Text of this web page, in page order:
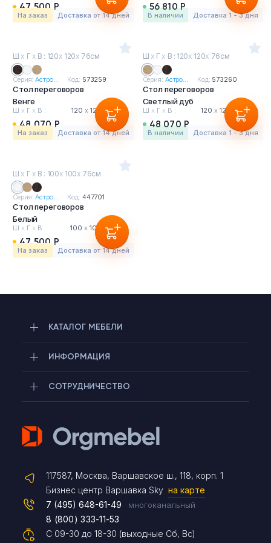
47 500 Р
На заказ Доставка от 14 дней
56 810 Р
в наличии Доставка 1 - 3 дня
Ш х Г х В : 120х 120х 76см
Серия:Астро... Код: 573259
Стол переговоров
Венге
Ш х Г х В : 120 х120 х76 см
48 070 Р
На заказ Доставка от 14 дней
Ш х Г х В : 120х 120х 76см
Серия: Астро... Код: 573260
Стол переговоров
Светлый дуб
Ш х Г х В : 120 х 120 х76 см
48 070 Р
в наличии Доставка 1 - 3 дня
Ш х Г х В : 100х 100х 76см
Серия:Астро... Код: 447701
Стол переговоров
Белый
Ш х Г х В : 100 х100 х76 см
47 500 Р
На заказ Доставка от 14 дней
КАТАЛОГ МЕБЕЛИ
ИНФОРМАЦИЯ
СОТРУДНИЧЕСТВО
117587, Москва, Варшавское ш., 118, корп. 1
Бизнес центр Варшавка Sky на карте
С 09-30 до 18-30 (выходные Сб, Вс)
7 (495) 648-61-49 многоканальный
8 (800) 333-11-53
Telegram
Max
Чат на сайте